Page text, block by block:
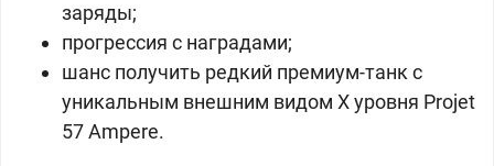
заряды;
прогрессия с наградами;
шанс получить редкий премиум-танк с
уникальным внешним видом X уровня Projet
57 Ampere.